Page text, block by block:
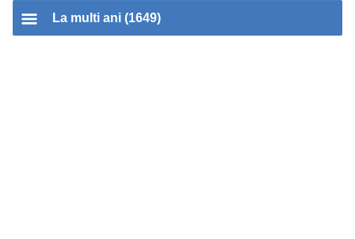
La multi ani (1649)